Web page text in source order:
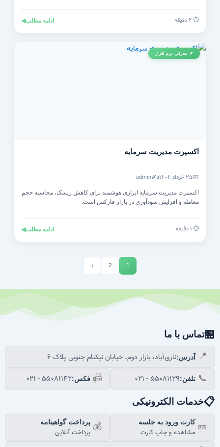
⏱️ ۲ دقیقه ادامه مطلب◀
📌 معرفی نرم افزار
اکسپرت مدیریت سرمایه
📅۲۵ خرداد ۱۴۰۴ ✍️
admin
اکسپرت مدیریت سرمایه ابزاری هوشمند برای کاهش ریسک، محاسبه حجم
معامله و افزایش سودآوری در بازار فارکس است.
⏱️ ۱ دقیقه ادامه مطلب◀
1
2
›
🏪تماس با ما
📍 آدرس:نازی‌آباد، بازار دوم، خیابان نیکنام جنوبی پلاک ۶
📞 تلفن:۰۲۱ - ۵۵۰۸۱۱۲۹ 📠 فکس:۰۲۱ - ۵۵۰۸۱۱۴۲
📋خدمات الکترونیکی
🎫 کارت ورود به جلسه
مشاهده و چاپ کارت 💰 پرداخت گواهینامه
پرداخت آنلاین